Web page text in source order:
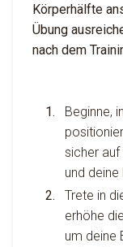
Körperhälfte
Übung
nach dem
Beginne,
sicher auf
und
Trete in
erhöhe
um deine